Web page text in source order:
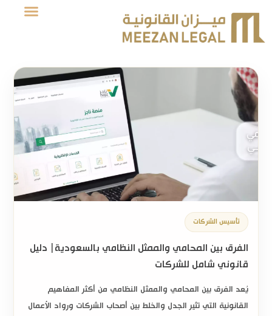
تأسيس الشركات
الفرق بين المحامي والممثل النظامي بالسعودية| دليل
قانوني شامل للشركات
يُعد الفرق بين المحامي والممثل النظامي من أكثر المفاهيم
القانونية التي تثير الجدل والخلط بين أصحاب الشركات ورواد الأعمال